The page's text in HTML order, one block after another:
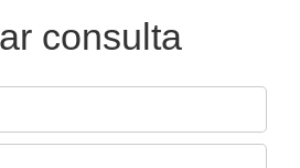
consulta